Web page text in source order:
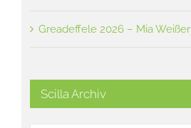
Greadeffele 2026 – Mia Weißer
Scilla Archiv